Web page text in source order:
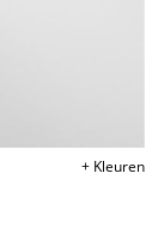
+ Kleuren